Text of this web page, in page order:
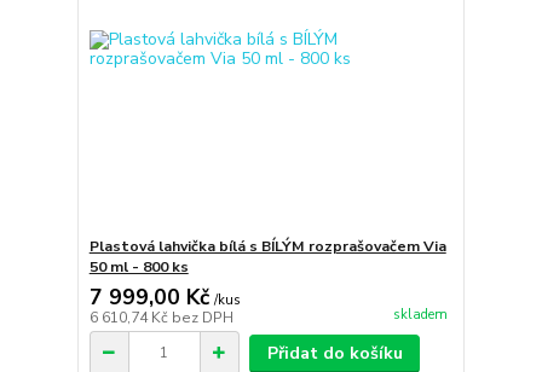
Plastová lahvička bílá s BÍLÝM rozprašovačem Via
50 ml - 800 ks
7 999,00 Kč /kus
6 610,74 Kč bez DPH skladem
Přidat do košíku